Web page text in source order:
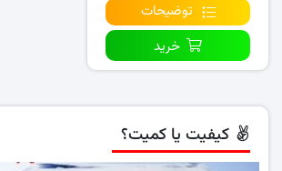
توضیحات
خرید
کیفیت یا کمیت؟